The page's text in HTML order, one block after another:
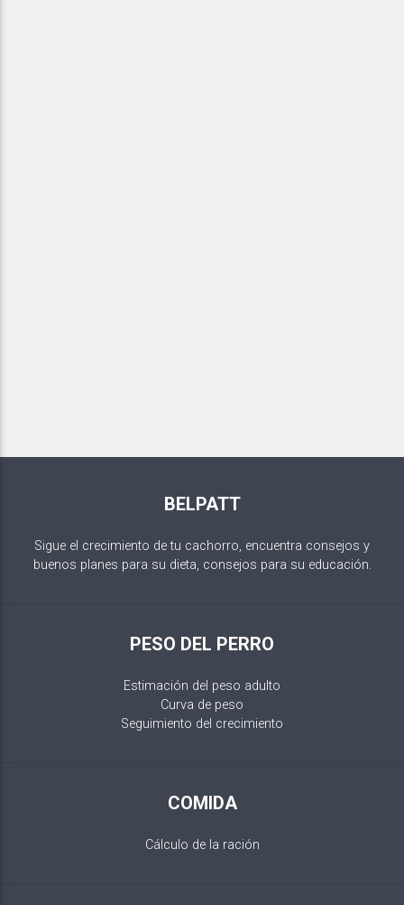
BELPATT
Sigue el crecimiento de tu cachorro, encuentra consejos y
buenos planes para su dieta, consejos para su educación.
PESO DEL PERRO
Estimación del peso adulto
Curva de peso
Seguimiento del crecimiento
COMIDA
Cálculo de la ración